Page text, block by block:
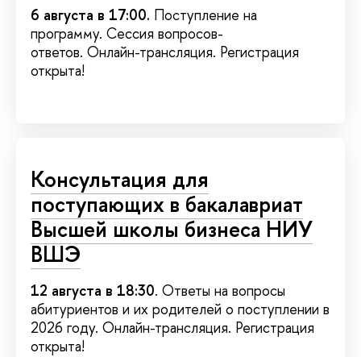
6 августа в 17:00. Поступление на
программу. Сессия вопросов-
ответов. Онлайн-трансляция. Регистрация
открыта!
Консультация для
поступающих в бакалавриат
Высшей школы бизнеса НИУ
ВШЭ
12 августа в 18:30. Ответы на вопросы
абитуриентов и их родителей о поступлении в
2026 году. Онлайн-трансляция. Регистрация
открыта!